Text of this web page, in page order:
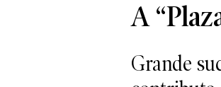
A
Grande